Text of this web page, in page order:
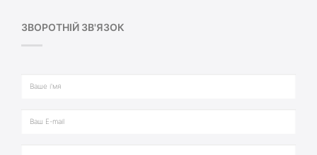
ЗВОРОТНІЙ ЗВ'ЯЗОК